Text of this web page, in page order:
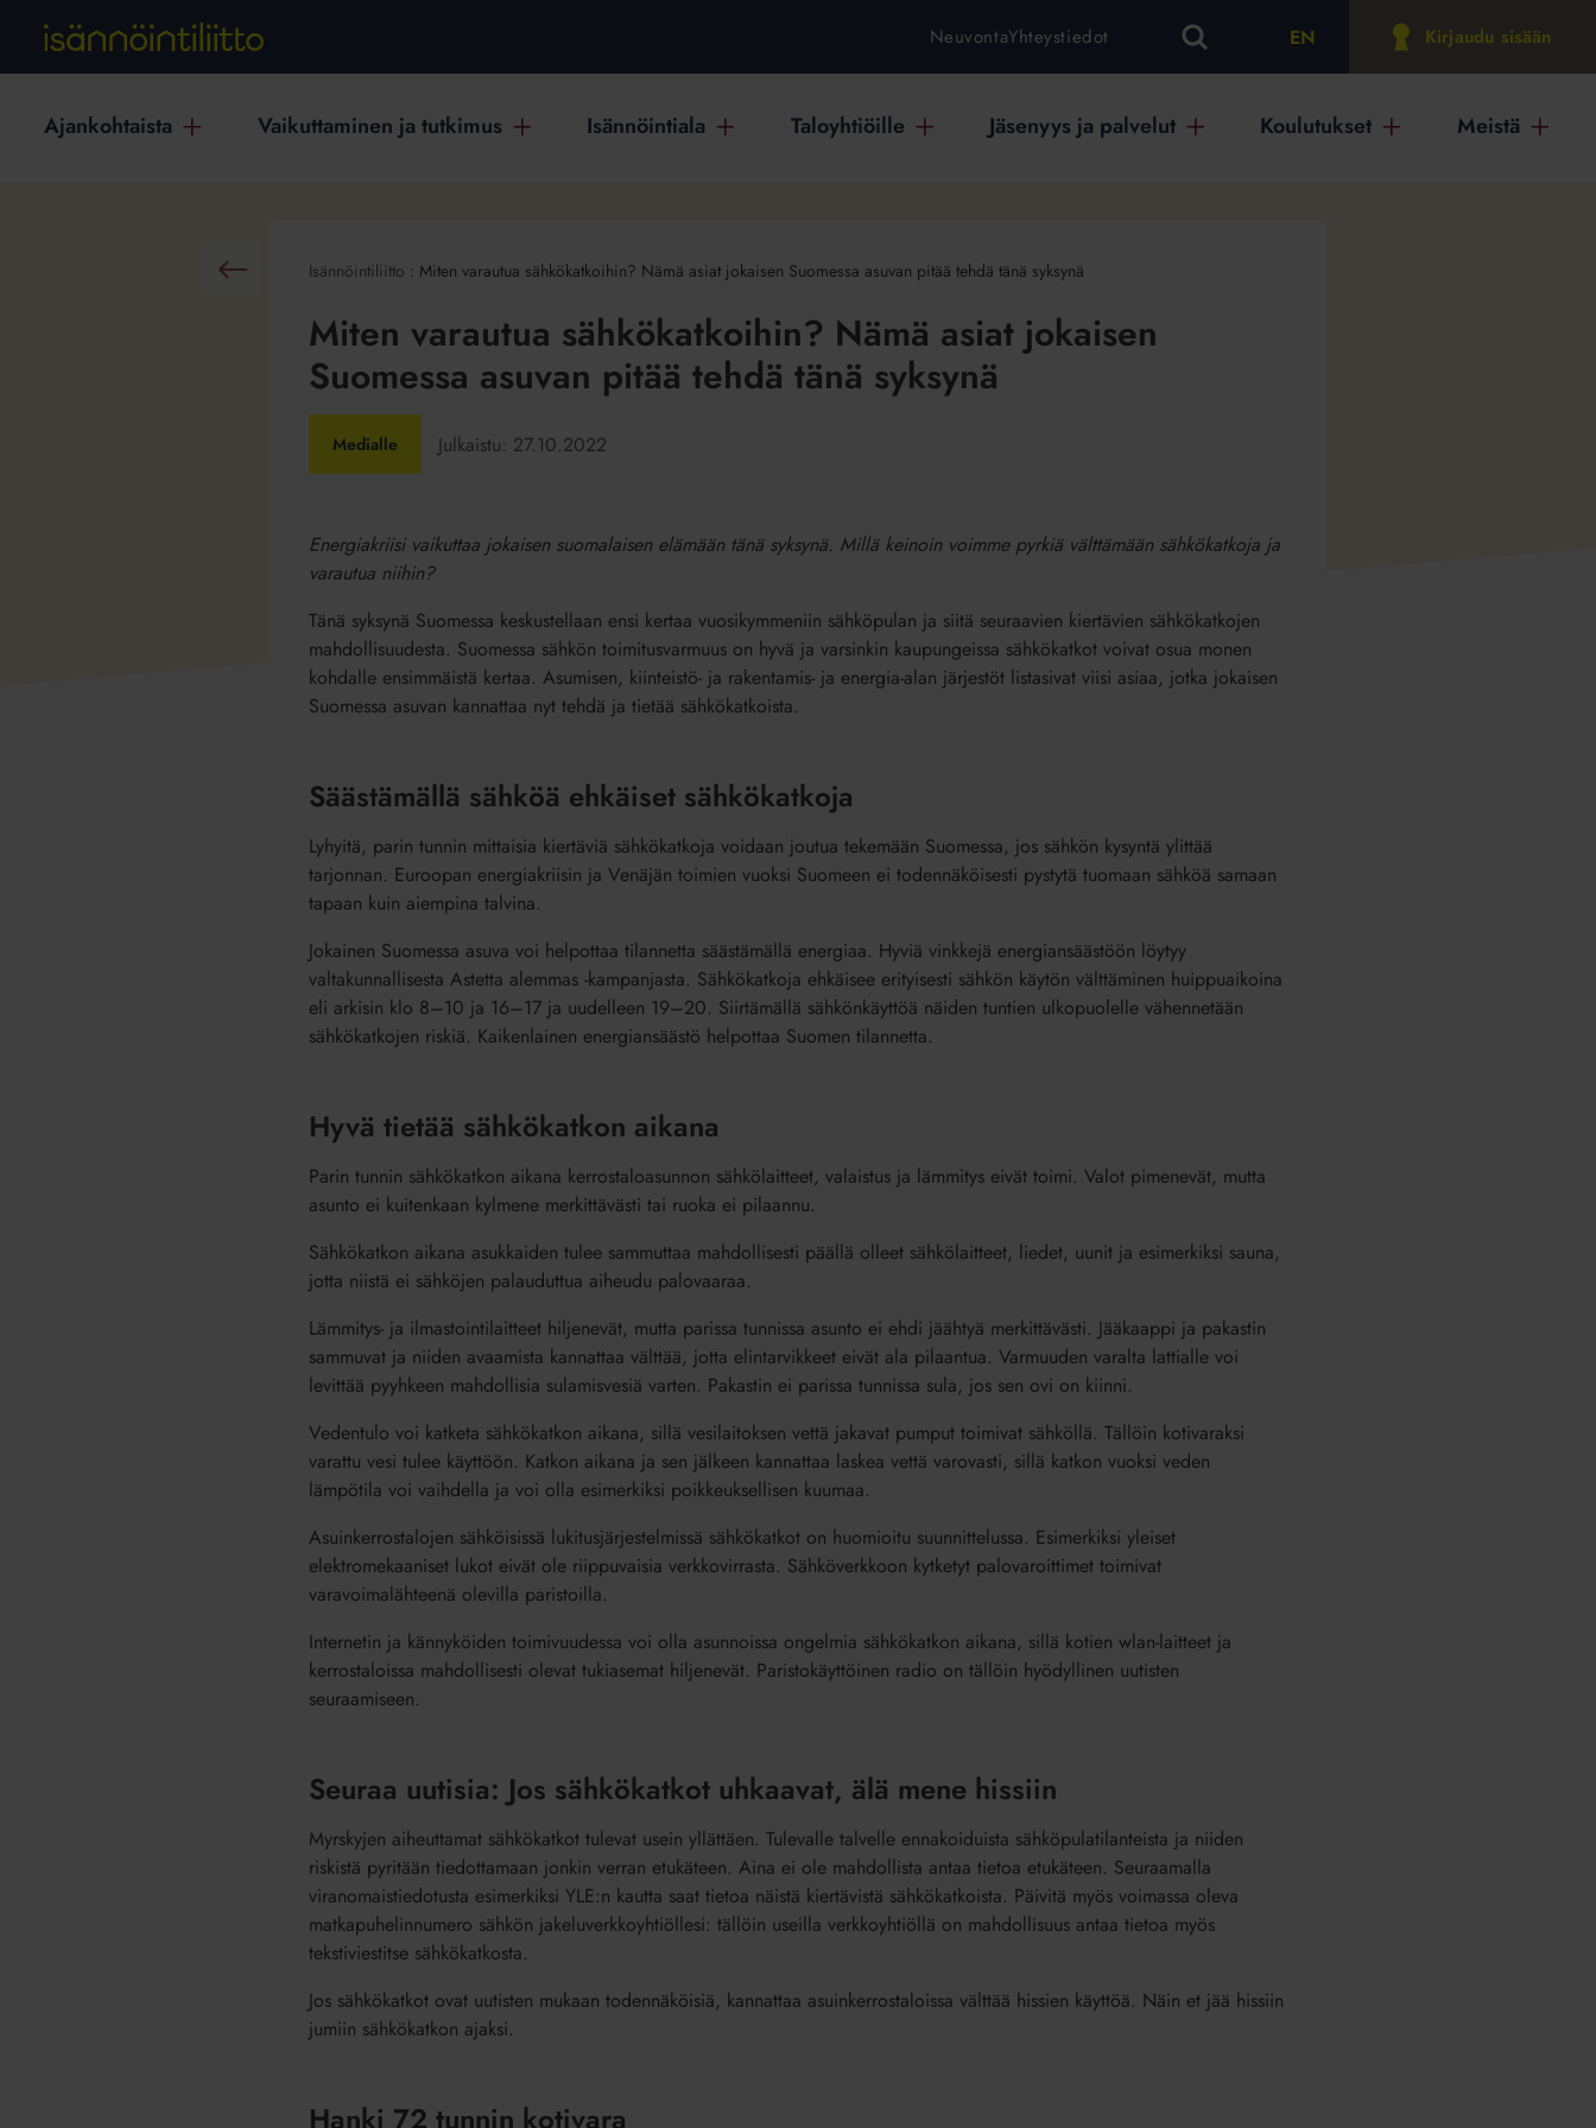
NeuvontaYhteystiedot EN Kirjaudu sisään
Ajankohtaista Vaikuttaminen ja tutkimus Isännöintiala Taloyhtiöille Jäsenyys ja palvelut Koulutukset Meistä
Takaisin Isännöintiliitto : Miten varautua sähkökatkoihin? Nämä asiat jokaisen Suomessa asuvan pitää tehdä tänä syksynä
Miten varautua sähkökatkoihin? Nämä asiat jokaisen
Suomessa asuvan pitää tehdä tänä syksynä
Medialle Julkaistu: 27.10.2022
Energiakriisi vaikuttaa jokaisen suomalaisen elämään tänä syksynä. Millä keinoin voimme pyrkiä välttämään sähkökatkoja ja
varautua niihin?
Tänä syksynä Suomessa keskustellaan ensi kertaa vuosikymmeniin sähköpulan ja siitä seuraavien kiertävien sähkökatkojen
mahdollisuudesta. Suomessa sähkön toimitusvarmuus on hyvä ja varsinkin kaupungeissa sähkökatkot voivat osua monen
kohdalle ensimmäistä kertaa. Asumisen, kiinteistö- ja rakentamis- ja energia-alan järjestöt listasivat viisi asiaa, jotka jokaisen
Suomessa asuvan kannattaa nyt tehdä ja tietää sähkökatkoista.
Säästämällä sähköä ehkäiset sähkökatkoja
Lyhyitä, parin tunnin mittaisia kiertäviä sähkökatkoja voidaan joutua tekemään Suomessa, jos sähkön kysyntä ylittää
tarjonnan. Euroopan energiakriisin ja Venäjän toimien vuoksi Suomeen ei todennäköisesti pystytä tuomaan sähköä samaan
tapaan kuin aiempina talvina.
Jokainen Suomessa asuva voi helpottaa tilannetta säästämällä energiaa. Hyviä vinkkejä energiansäästöön löytyy
valtakunnallisesta Astetta alemmas -kampanjasta. Sähkökatkoja ehkäisee erityisesti sähkön käytön välttäminen huippuaikoina
eli arkisin klo 8–10 ja 16–17 ja uudelleen 19–20. Siirtämällä sähkönkäyttöä näiden tuntien ulkopuolelle vähennetään
sähkökatkojen riskiä. Kaikenlainen energiansäästö helpottaa Suomen tilannetta.
Hyvä tietää sähkökatkon aikana
Parin tunnin sähkökatkon aikana kerrostaloasunnon sähkölaitteet, valaistus ja lämmitys eivät toimi. Valot pimenevät, mutta
asunto ei kuitenkaan kylmene merkittävästi tai ruoka ei pilaannu.
Sähkökatkon aikana asukkaiden tulee sammuttaa mahdollisesti päällä olleet sähkölaitteet, liedet, uunit ja esimerkiksi sauna,
jotta niistä ei sähköjen palauduttua aiheudu palovaaraa.
Lämmitys- ja ilmastointilaitteet hiljenevät, mutta parissa tunnissa asunto ei ehdi jäähtyä merkittävästi. Jääkaappi ja pakastin
sammuvat ja niiden avaamista kannattaa välttää, jotta elintarvikkeet eivät ala pilaantua. Varmuuden varalta lattialle voi
levittää pyyhkeen mahdollisia sulamisvesiä varten. Pakastin ei parissa tunnissa sula, jos sen ovi on kiinni.
Vedentulo voi katketa sähkökatkon aikana, sillä vesilaitoksen vettä jakavat pumput toimivat sähköllä. Tällöin kotivaraksi
varattu vesi tulee käyttöön. Katkon aikana ja sen jälkeen kannattaa laskea vettä varovasti, sillä katkon vuoksi veden
lämpötila voi vaihdella ja voi olla esimerkiksi poikkeuksellisen kuumaa.
Asuinkerrostalojen sähköisissä lukitusjärjestelmissä sähkökatkot on huomioitu suunnittelussa. Esimerkiksi yleiset
elektromekaaniset lukot eivät ole riippuvaisia verkkovirrasta. Sähköverkkoon kytketyt palovaroittimet toimivat
varavoimalähteenä olevilla paristoilla.
Internetin ja kännyköiden toimivuudessa voi olla asunnoissa ongelmia sähkökatkon aikana, sillä kotien wlan-laitteet ja
kerrostaloissa mahdollisesti olevat tukiasemat hiljenevät. Paristokäyttöinen radio on tällöin hyödyllinen uutisten
seuraamiseen.
Seuraa uutisia: Jos sähkökatkot uhkaavat, älä mene hissiin
Myrskyjen aiheuttamat sähkökatkot tulevat usein yllättäen. Tulevalle talvelle ennakoiduista sähköpulatilanteista ja niiden
riskistä pyritään tiedottamaan jonkin verran etukäteen. Aina ei ole mahdollista antaa tietoa etukäteen. Seuraamalla
viranomaistiedotusta esimerkiksi YLE:n kautta saat tietoa näistä kiertävistä sähkökatkoista. Päivitä myös voimassa oleva
matkapuhelinnumero sähkön jakeluverkkoyhtiöllesi: tällöin useilla verkkoyhtiöllä on mahdollisuus antaa tietoa myös
tekstiviestitse sähkökatkosta.
Jos sähkökatkot ovat uutisten mukaan todennäköisiä, kannattaa asuinkerrostaloissa välttää hissien käyttöä. Näin et jää hissiin
jumiin sähkökatkon ajaksi.
Hanki 72 tunnin kotivara